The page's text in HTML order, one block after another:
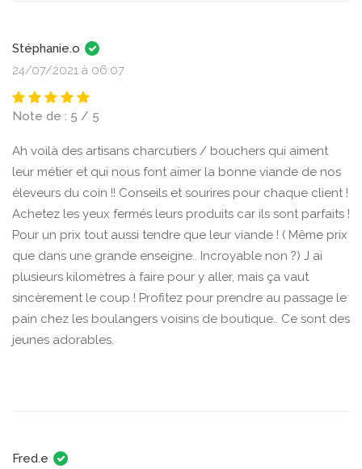
Stéphanie.o
24/07/2021 à 06:07
Note de : 5 / 5
Ah voilà des artisans charcutiers / bouchers qui aiment
leur métier et qui nous font aimer la bonne viande de nos
éleveurs du coin !! Conseils et sourires pour chaque client !
Achetez les yeux fermés leurs produits car ils sont parfaits !
Pour un prix tout aussi tendre que leur viande ! ( Même prix
que dans une grande enseigne.. Incroyable non ?) J ai
plusieurs kilomètres à faire pour y aller, mais ça vaut
sincèrement le coup ! Profitez pour prendre au passage le
pain chez les boulangers voisins de boutique.. Ce sont des
jeunes adorables.
Fred.e